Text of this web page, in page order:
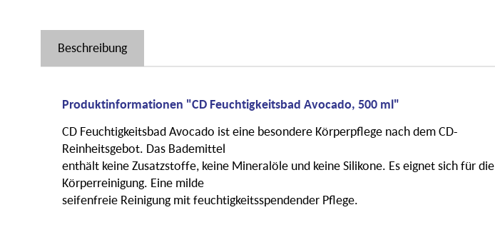
Beschreibung
Produktinformationen "CD Feuchtigkeitsbad Avocado, 500 ml"
CD Feuchtigkeitsbad Avocado ist eine besondere Körperpflege nach dem CD-
Reinheitsgebot. Das Bademittel
enthält keineZusatzstoffe, keine Mineralöle und keine Silikone. Es eignet sich für die
Körperreinigung. Eine milde
seifenfreie Reinigung mit feuchtigkeitsspendender Pflege.